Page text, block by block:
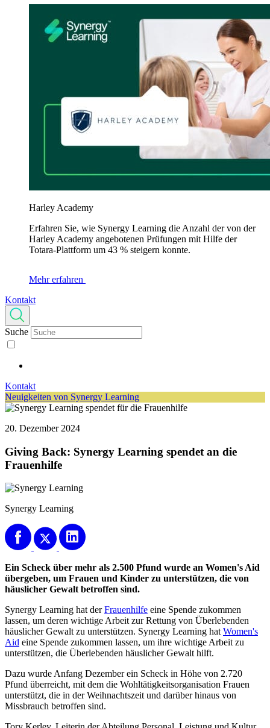
Harley Academy
Erfahren Sie, wie Synergy Learning die Anzahl der von der
Harley Academy angebotenen Prüfungen mit Hilfe der
Totara-Plattform um 43 % steigern konnte.
Mehr erfahren
Kontakt
Suche
Kontakt
Neuigkeiten von Synergy Learning
20. Dezember 2024
Giving Back: Synergy Learning spendet an die
Frauenhilfe
Synergy Learning
Ein Scheck über mehr als 2.500 Pfund wurde an Women's Aid
übergeben, um Frauen und Kinder zu unterstützen, die von
häuslicher Gewalt betroffen sind.
Synergy Learning hat derFrauenhilfe eine Spende zukommen
lassen, um deren wichtige Arbeit zur Rettung von Überlebenden
häuslicher Gewalt zu unterstützen. Synergy Learning hatWomen's
Aid eine Spende zukommen lassen, um ihre wichtige Arbeit zu
unterstützen, die Überlebenden häuslicher Gewalt hilft.
Dazu wurde Anfang Dezember ein Scheck in Höhe von 2.720
Pfund überreicht, mit dem die Wohltätigkeitsorganisation Frauen
unterstützt, die in der Weihnachtszeit und darüber hinaus von
Missbrauch betroffen sind.